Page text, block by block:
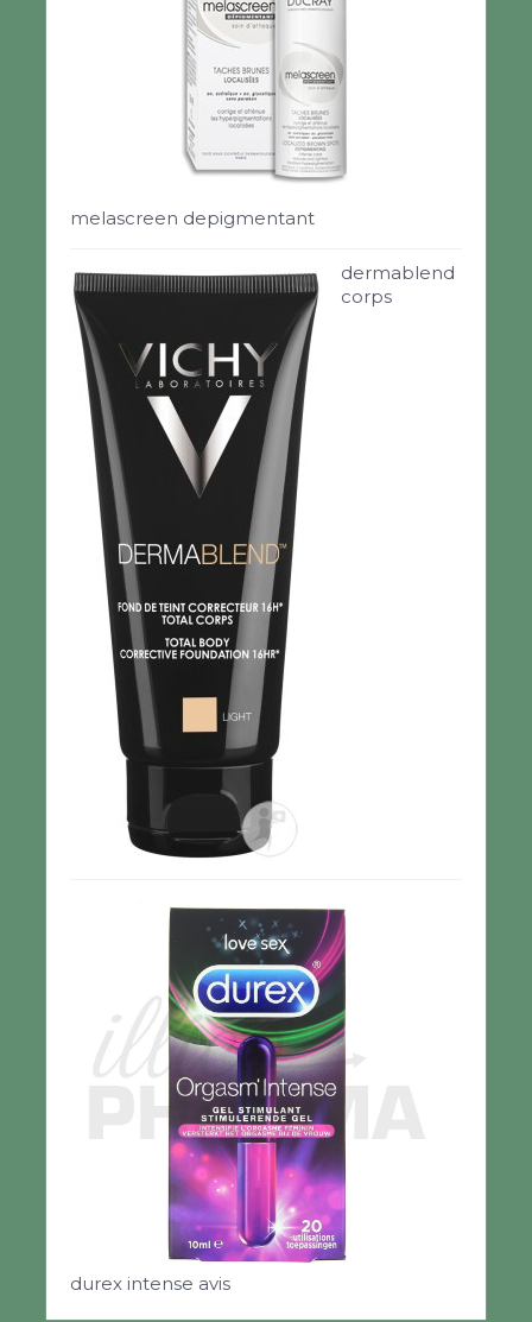
melascreen depigmentant
dermablend
corps
durex intense avis